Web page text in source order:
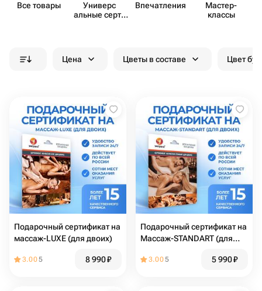
Все товары
Универс​
альные серти​
Впеча​тления
Мастер-​
классы
Цена Цветы в составе Цвет
Подарочный сертификат на
массаж-LUXE (для двоих)
3.005 8 990₽
Подарочный сертификат на
Массаж-STANDART (для
3.005 5 990₽